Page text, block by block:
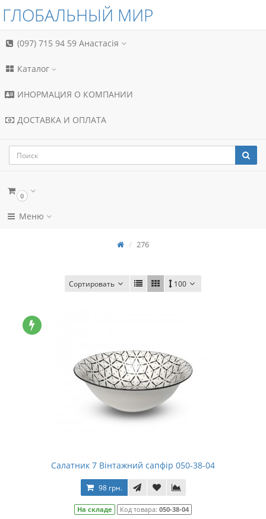
ГЛОБАЛЬНЫЙ МИР
(097) 715 94 59 Анастасія
Каталог
ИНОРМАЦИЯ О КОМПАНИИ
ДОСТАВКА И ОПЛАТА
0
Меню
276
Сортировать 100
Салатник 7 Вінтажний сапфір 050-38-04
98 грн.
На складе Код товара: 050-38-04